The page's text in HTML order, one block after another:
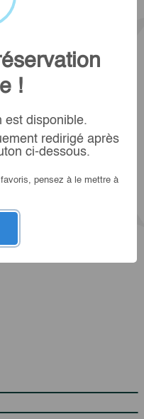
!
est disponible.
redirigé après
ci-dessous.
pensez à le mettre à